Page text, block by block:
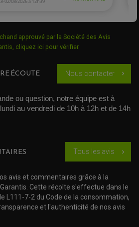
TOP BLOCK
ULTIMA
APRILIA
HONDA
MBK
PEUGEOT
PIAGGIO
SUZUKI
VESPA
/ CARBURATEUR
/ SSV
ACCESSOIRES ATELIER
QUAD
ENDURO
approuvé par la Société des Avis
cliquez ici pour vérifier.
ÉCOUTE Nous contacter chevron_right
ou question, notre équipe est à
au vendredi de 10h à 12h et de 14h
Tous les avis chevron_right
avis et commentaires grâce à la
Cette récolte s'effectue dans le
L111-7-2 du Code de la consommation,
et l'authenticité de nos avis